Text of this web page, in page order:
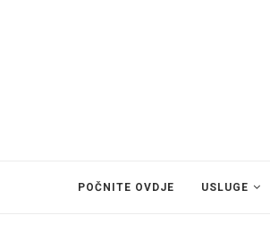
POČNITE OVDJE USLUGE